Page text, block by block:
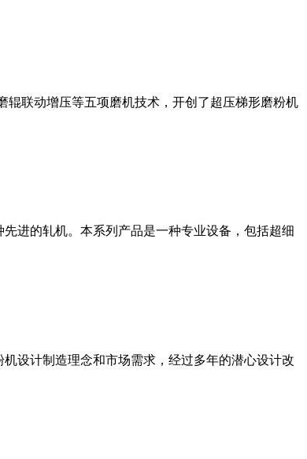
联动增压等五项磨机技术，开创了超压梯形磨粉机
进的轧机。本系列产品是一种专业设备，包括超细
设计制造理念和市场需求，经过多年的潜心设计改